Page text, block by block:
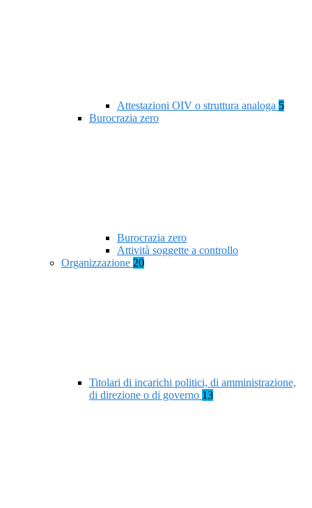
Attestazioni OIV o struttura analoga 5
Burocrazia zero
Burocrazia zero
Attività soggette a controllo
Organizzazione 20
Titolari di incarichi politici, di amministrazione,
di direzione o di governo 13